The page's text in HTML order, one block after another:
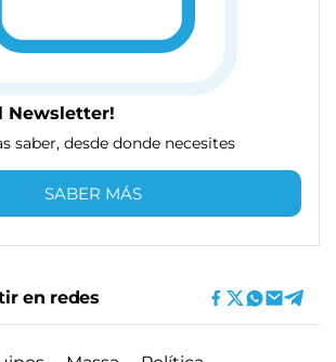
Newsletter!
saber, desde donde necesites
SABER MÁS
en redes